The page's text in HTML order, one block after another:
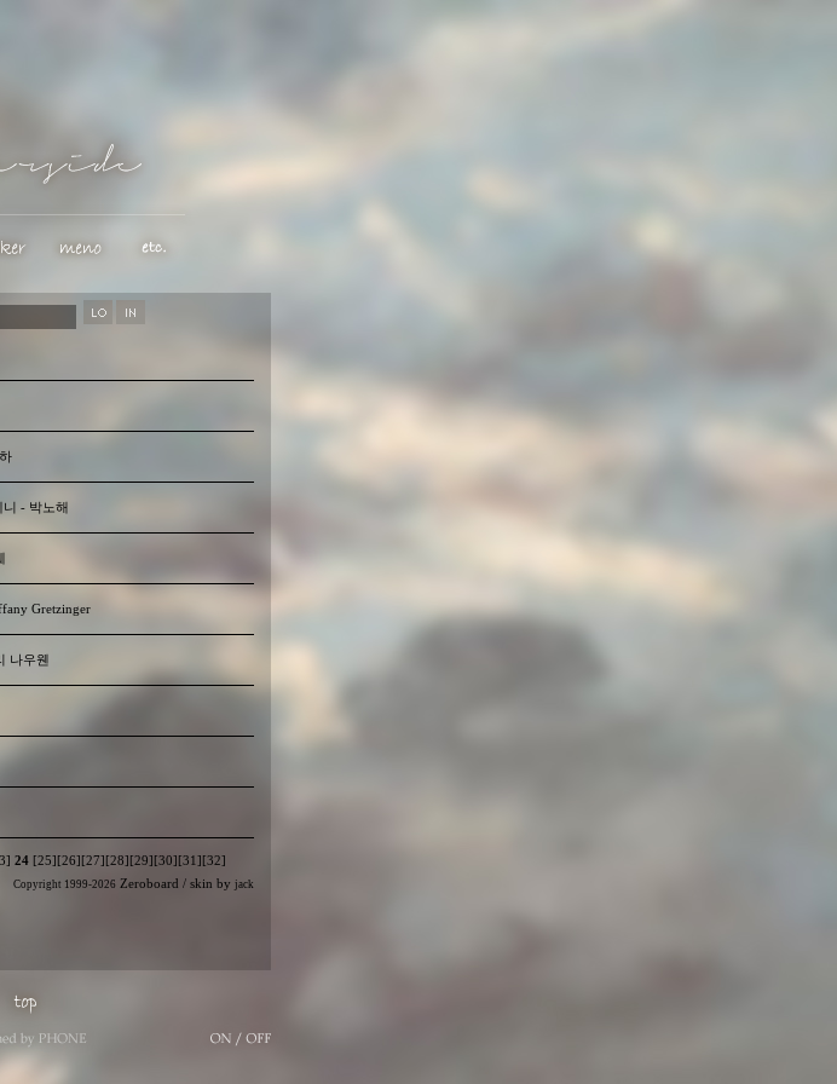
- 박노해
Gretzinger
나우웬
24 [25] [26] [27] [28] [29] [30] [31] [32]
Copyright 1999-2026 Zeroboard / skin by jack